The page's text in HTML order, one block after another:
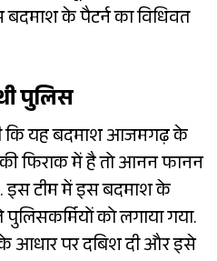
के पैटर्न का विधिवत
पुलिस
कि यह बदमाश आजमगढ़ के
फिराक में है तो आनन फानन
इस टीम में इस बदमाश के
को लगाया गया.
आधार पर दबिश दी और इसे